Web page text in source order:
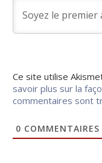
Ce site utilise
savoir plus sur la
commentaires sont
0 COMMENTAIRES